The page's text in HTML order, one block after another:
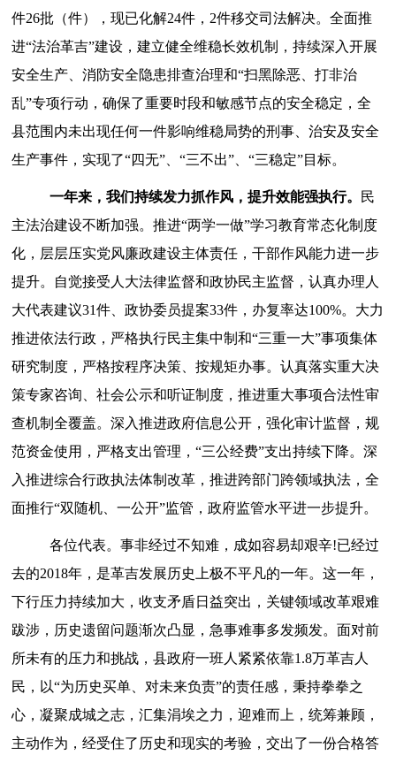
件26批（件），现已化解24件， 2件移交司法解决。全面推
进“法治革吉”建设，建立健全维稳长效机制，持续深入开展
安全生产、消防安全隐患排查治理和“扫黑除恶、打非治
乱”专项行动，确保了重要时段和敏感节点的安全稳定，全
县范围内未出现任何一件影响维稳局势的刑事、治安及安全
生产事件， 实现了“四无”、“三不出”、“三稳定”目标。
一年来，我们持续发力抓作风，提升效能强执行。 民
主法治建设不断加强。推进“两学一做”学习教育常态化制度
化，层层压实党风廉政建设主体责任，干部作风能力进一步
提升。 自觉接受人大法律监督和政协民主监督，认真办理人
大代表建议31件、政协委员提案33件 ， 办复率达100%。 大力
推进依法行政， 严格执行民主集中制和“三重一大”事项集体
研究制度，严格按程序决策、按规矩办事。认真落实重大决
策专家咨询、社会公示和听证制度，推进重大事项合法性审
查机制全覆盖。深入推进政府信息公开，强化审计监督，规
范资金使用，严格支出管理，“三公经费”支出持续下降。深
入推进综合行政执法体制改革，推进跨部门跨领域执法，全
面推行“双随机、一公开”监管，政府监管水平进一步提升。
各位代表。事非经过不知难，成如容易却艰辛!已经过
去的2018年，是革吉发展历史上极不平凡的一年。这一年，
下行压力持续加大，收支矛盾日益突出，关键领域改革艰难
跋涉，历史遗留问题渐次凸显，急事难事多发频发。面对前
所未有的压力和挑战，县政府一班人紧紧依靠1.8万革吉人
民，以“为历史买单、对未来负责”的责任感，秉持拳拳之
心，凝聚成城之志，汇集涓埃之力，迎难而上，统筹兼顾，
主动作为，经受住了历史和现实的考验，交出了一份合格答